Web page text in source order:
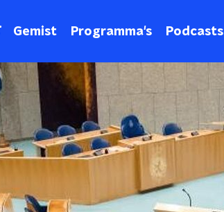
Gemist Programma's Podcasts